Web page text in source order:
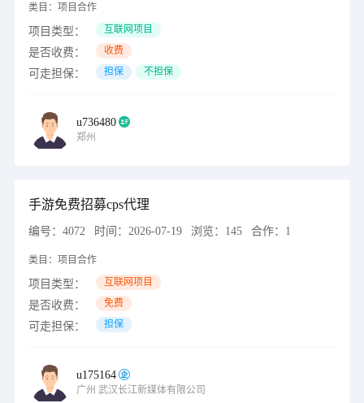
类目： 项目合作
项目类型： 互联网项目
是否收费： 收费
可走担保： 担保 不担保
u736480
郑州
手游免费招募cps代理
编号： 4072 时间： 2026-07-19 浏览： 145 合作： 1
类目： 项目合作
项目类型： 互联网项目
是否收费： 免费
可走担保： 担保
u175164
广州 武汉长江新媒体有限公司